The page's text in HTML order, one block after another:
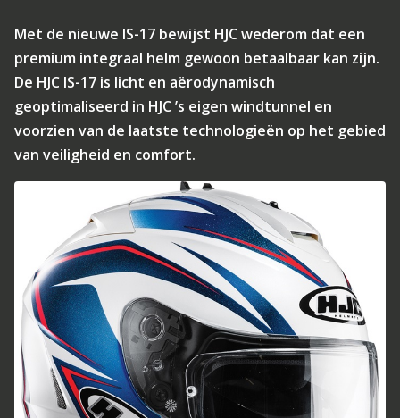
Met de nieuwe IS-17 bewijst HJC wederom dat een
premium integraal helm gewoon betaalbaar kan zijn.
De HJC IS-17 is licht en aërodynamisch
geoptimaliseerd in HJC ’s eigen windtunnel en
voorzien van de laatste technologieën op het gebied
van veiligheid en comfort.